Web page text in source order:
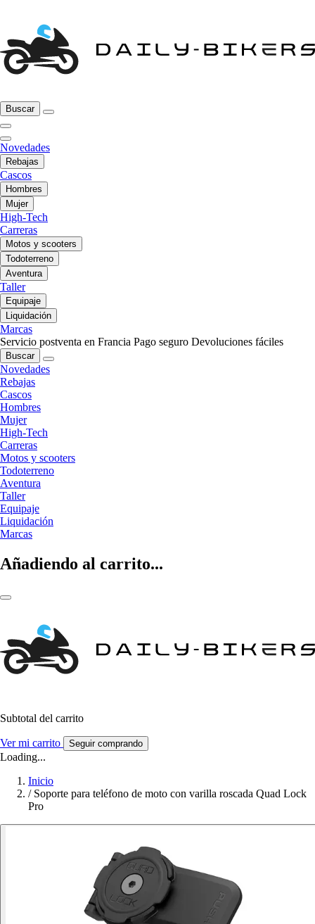
Buscar
Novedades
Rebajas
Cascos
Hombres
Mujer
High-Tech
Carreras
Motos y scooters
Todoterreno
Aventura
Taller
Equipaje
Liquidación
Marcas
Servicio postventa en Francia Pago seguro Devoluciones fáciles
Buscar
Novedades
Rebajas
Cascos
Hombres
Mujer
High-Tech
Carreras
Motos y scooters
Todoterreno
Aventura
Taller
Equipaje
Liquidación
Marcas
Añadiendo al carrito...
Subtotal del carrito
Ver mi carrito Seguir comprando
Loading...
Inicio
/ Soporte para teléfono de moto con varilla roscada Quad Lock
Pro